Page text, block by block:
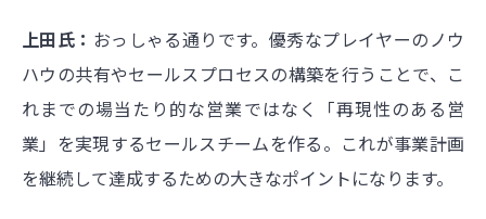
上田氏： おっしゃる通りです。優秀なプレイヤーのノウ
ハウの共有やセールスプロセスの構築を行うことで、こ
れまでの場当たり的な営業ではなく「再現性のある営
業」を実現するセールスチームを作る。これが事業計画
を継続して達成するための大きなポイントになります。